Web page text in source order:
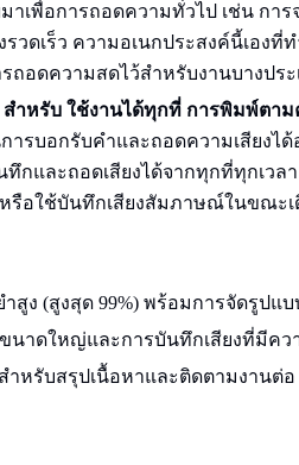
าเพื่อการถอดความทั่วไป เช่น กา
รวดเร็ว ความอเนกประสงค์นี้เอง
ถอดความสดไว้สำหรับงานบางปร
สำหรับ ใช้งานได้ทุกที่ การพิมพ์ตาม
ารบอกรับคำและถอดความเสียงไ
กและถอดเสียงได้จากทุกที่ทุกเวล
รือใช้บันทึกเสียงสัมภาษณ์ในขณะเ
สูง (สูงสุด 99%) พร้อมการจัดรูปแ
นาดใหญ่และการบันทึกเสียงที่มีคว
ำหรับสรุปเนื้อหาและติดตามงานต่อ